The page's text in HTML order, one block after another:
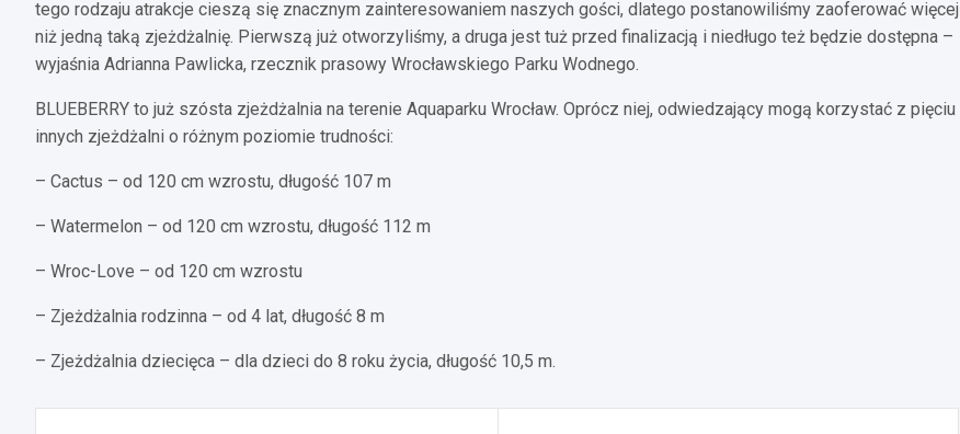
tego rodzaju atrakcje cieszą się znacznym zainteresowaniem naszych gości, dlatego postanowiliśmy zaoferować więcej
niż jedną taką zjeżdżalnię. Pierwszą już otworzyliśmy, a druga jest tuż przed finalizacją i niedługo też będzie dostępna –
wyjaśnia Adrianna Pawlicka, rzecznik prasowy Wrocławskiego Parku Wodnego.
BLUEBERRY to już szósta zjeżdżalnia na terenie Aquaparku Wrocław. Oprócz niej, odwiedzający mogą korzystać z pięciu
innych zjeżdżalni o różnym poziomie trudności:
– Cactus – od 120 cm wzrostu, długość 107 m
– Watermelon – od 120 cm wzrostu, długość 112 m
– Wroc-Love – od 120 cm wzrostu
– Zjeżdżalnia rodzinna – od 4 lat, długość 8 m
– Zjeżdżalnia dziecięca – dla dzieci do 8 roku życia, długość 10,5 m.